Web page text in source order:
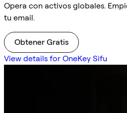
Opera con activos globales.
tu email.
Obtener Gratis
View details for OneKey Sifu